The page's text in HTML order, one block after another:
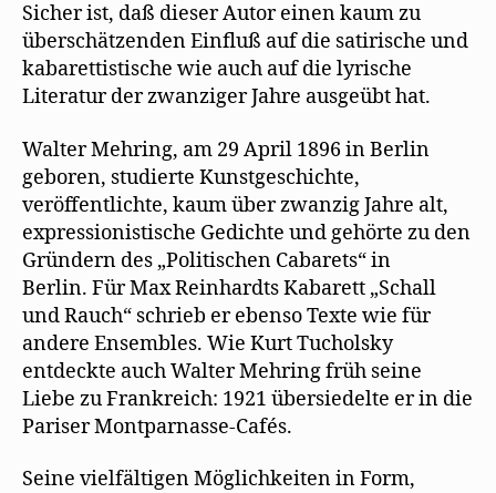
Sicher ist, daß dieser Autor einen kaum zu
überschätzenden Einfluß auf die satirische und
kabarettistische wie auch auf die lyrische
Literatur der zwanziger Jahre ausgeübt hat.
Walter Mehring, am 29 April 1896 in Berlin
geboren, studierte Kunstgeschichte,
veröffentlichte, kaum über zwanzig Jahre alt,
expressionistische Gedichte und gehörte zu den
Gründern des „Politischen Cabarets“ in
Berlin. Für Max Reinhardts Kabarett „Schall
und Rauch“ schrieb er ebenso Texte wie für
andere Ensembles. Wie Kurt Tucholsky
entdeckte auch Walter Mehring früh seine
Liebe zu Frankreich: 1921 übersiedelte er in die
Pariser Montparnasse-Cafés.
Seine vielfältigen Möglichkeiten in Form,